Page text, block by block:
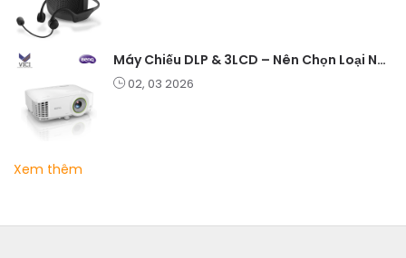
Máy Chiếu DLP & 3LCD – Nên Chọn Loại Nào Cho Văn Phòng & Giải Trí?
02, 03 2026
Xem thêm